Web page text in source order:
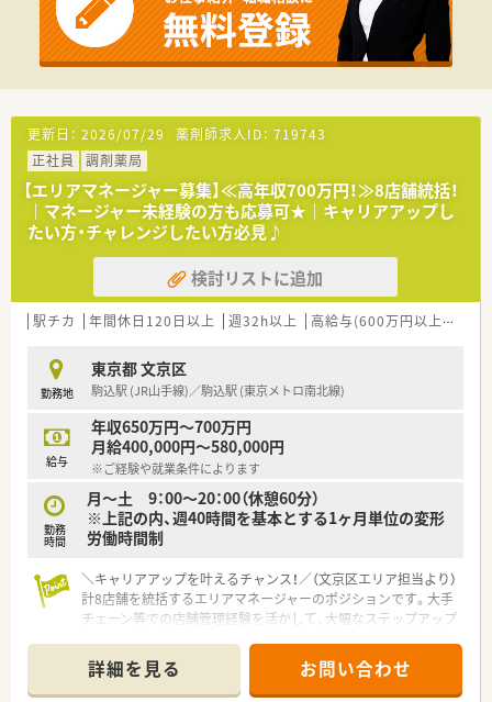
【職場環境と雰囲気】
■処方箋枚数が落ち着いており丁寧に対応できる環境です。
■ヘルプ体制が充実しており安心して業務に臨めます。
■マニュアルに依存しない自由度の高い業務運営です。
更新日： 2026/07/29 薬剤師求人ID： 719743
正社員
調剤薬局
【エリアマネージャー募集】≪高年収700万円！≫8店舗統括！
｜マネージャー未経験の方も応募可★｜キャリアアップし
たい方・チャレンジしたい方必見♪
検討リストに追加
駅チカ 年間休日120日以上 週32h以上 高給与(600万円以上)
勤務地
東京都 文京区
駒込駅 (JR山手線)／駒込駅 (東京メトロ南北線)
給与
年収650万円～700万円
月給400,000円～580,000円
※ご経験や就業条件によります
勤務
時間
月～土 9：00～20：00（休憩60分）
※上記の内、週40時間を基本とする1ヶ月単位の変形
労働時間制
＼キャリアアップを叶えるチャンス！／（文京区エリア担当より）
計8店舗を統括するエリアマネージャーのポジションです。大手
チェーン等での店舗管理経験を活かして、大幅なステップアップ
＊------------------------------------------＊
【店舗情報と応需状況について】
詳細を見る お問い合わせ